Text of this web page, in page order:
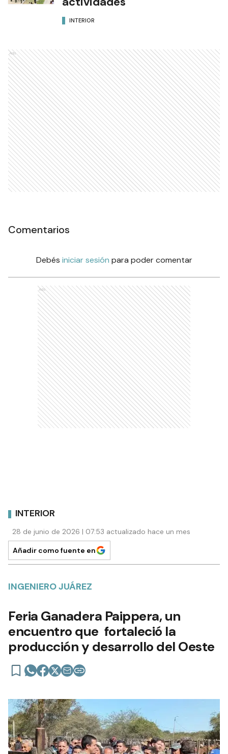
INTERIOR
Ads
Comentarios
Debés iniciar sesión para poder comentar
Ads
INTERIOR
28 de junio de 2026 | 07:53 actualizado hace un mes
Añadir como fuente en
INGENIERO JUÁREZ
Feria Ganadera Paippera, un
encuentro que fortaleció la
producción y desarrollo del Oeste